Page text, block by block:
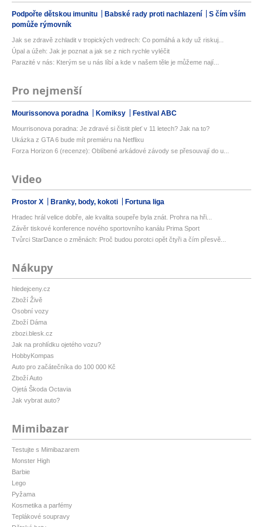
Podpořte dětskou imunitu Babské rady proti nachlazení
S čím vším
pomůže rýmovník
Jak se zdravě zchladit v tropických vedrech: Co pomáhá a kdy už riskuj...
Úpal a úžeh: Jak je poznat a jak se z nich rychle vyléčit
Parazité v nás: Kterým se u nás líbí a kde v našem těle je můžeme nají...
Pro nejmenší
Mourissonova poradna Komiksy Festival ABC
Mourrisonova poradna: Je zdravé si čistit pleť v 11 letech? Jak na to?
Ukázka z GTA 6 bude mít premiéru na Netflixu
Forza Horizon 6 (recenze): Oblíbené arkádové závody se přesouvají do u...
Video
Prostor X Branky, body, kokoti Fortuna liga
Hradec hrál velice dobře, ale kvalita soupeře byla znát. Prohra na hři...
Závěr tiskové konference nového sportovního kanálu Prima Sport
Tvůrci StarDance o změnách: Proč budou porotci opět čtyři a čím přesvě...
Nákupy
hledejceny.cz
Zboží Živě
Osobní vozy
Zboží Dáma
zbozi.blesk.cz
Jak na prohlídku ojetého vozu?
HobbyKompas
Auto pro začátečníka do 100 000 Kč
Zboží Auto
Ojetá Škoda Octavia
Jak vybrat auto?
Mimibazar
Testujte s Mimibazarem
Monster High
Barbie
Lego
Pyžama
Kosmetika a parfémy
Teplákové soupravy